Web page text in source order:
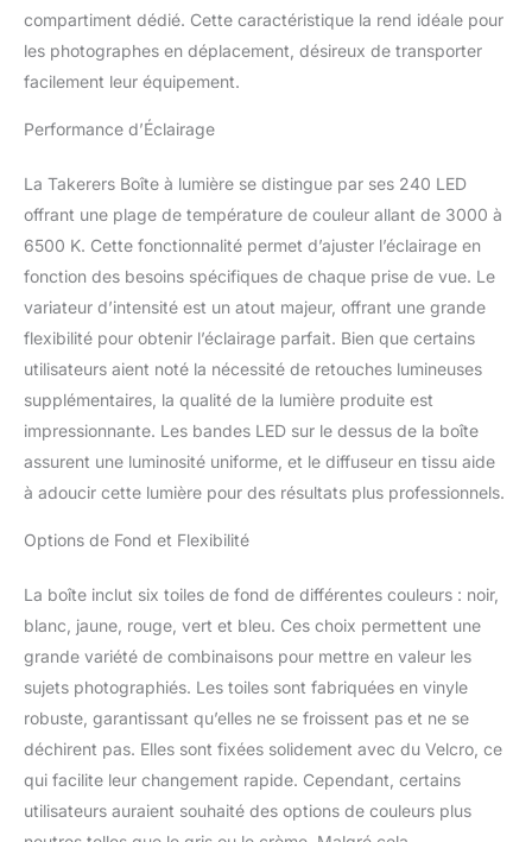
velcro est également
disponible pour adoucir
multi-angle avec moins
d'ombres : la tente de
plusieurs ouvertures
avec un design Velcro
qui vous permet de
prendre des photos à 4
différents. Les matériaux
argentés hautement
réfléchissants aident à
réfléchir la lumière
le vignettage. Il
minimisera les ombres
portable amélioré : facile
à installer et à ranger.
Plus besoin de gâcher
l'installation sur un
d'accessoires. Grâce au
tissu Oxford de qualité
supérieure et au design
Velcro, vous pouvez
compartiment dédié. Cette caractéristique la rend idéale pour
les photographes en déplacement, désireux de transporter
facilement leur équipement.
Performance d’Éclairage
La Takerers Boîte à lumière se distingue par ses 240 LED
offrant une plage de température de couleur allant de 3000 à
6500 K. Cette fonctionnalité permet d’ajuster l’éclairage en
fonction des besoins spécifiques de chaque prise de vue. Le
variateur d’intensité est un atout majeur, offrant une grande
flexibilité pour obtenir l’éclairage parfait. Bien que certains
utilisateurs aient noté la nécessité de retouches lumineuses
supplémentaires, la qualité de la lumière produite est
impressionnante. Les bandes LED sur le dessus de la boîte
assurent une luminosité uniforme, et le diffuseur en tissu aide
à adoucir cette lumière pour des résultats plus professionnels.
Options de Fond et Flexibilité
La boîte inclut six toiles de fond de différentes couleurs : noir,
blanc, jaune, rouge, vert et bleu. Ces choix permettent une
grande variété de combinaisons pour mettre en valeur les
sujets photographiés. Les toiles sont fabriquées en vinyle
robuste, garantissant qu’elles ne se froissent pas et ne se
déchirent pas. Elles sont fixées solidement avec du Velcro, ce
qui facilite leur changement rapide. Cependant, certains
utilisateurs auraient souhaité des options de couleurs plus